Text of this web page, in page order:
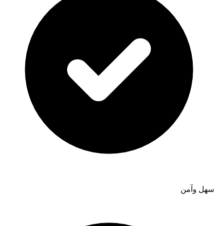
سهل وآمن